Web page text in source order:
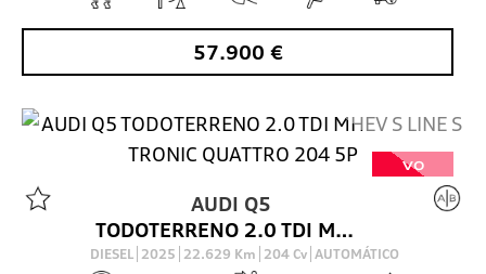
57.900 €
VO
AUDI Q5
TODOTERRENO 2.0 TDI MHEV S LINE S TRONIC QUATTRO 204 5P
DIESEL 2025 22.629 Km 204 Cv AUTOMÁTICO